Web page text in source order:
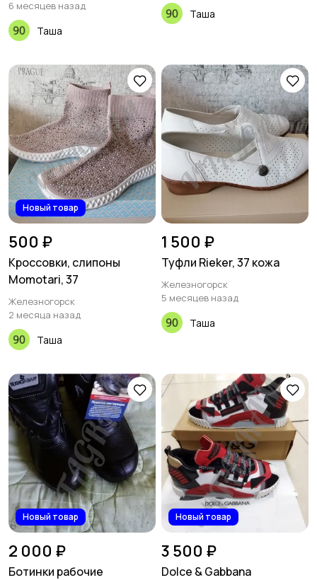
6 месяцев назад
Таша
Таша
Новый товар
500 ₽
Кроссовки, слипоны
Momotari, 37
Железногорск
2 месяца назад
Таша
1 500 ₽
Туфли Rieker, 37 кожа
Железногорск
5 месяцев назад
Таша
Новый товар
2 000 ₽
Ботинки рабочие
Новый товар
3 500 ₽
Dolce & Gabbana